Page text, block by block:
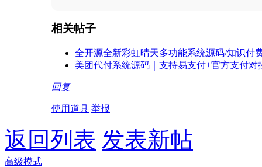
相关帖子
全开源全新彩虹晴天多功能系统源码/知识付
美团代付系统源码｜支持易支付+官方支付
回复
使用道具 举报
返回列表 发表新帖
高级模式